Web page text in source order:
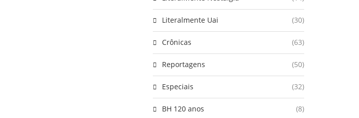
Literalmente Uai (30)
Crônicas (63)
Reportagens (50)
Especiais (32)
BH 120 anos (8)